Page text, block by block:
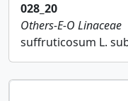
028_20
Others-E-O Linaceae
suffruticosum L.